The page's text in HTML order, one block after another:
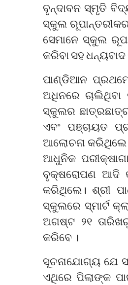
ବୃନ୍ଦାବନ ସ୍ମୃତି
ସ୍କୁଲ
ସେମାନେ ସ୍କୁଲ
କରିବା ସହ
ପାଣ୍ଡିଆନ
ଅଧିନରେ
ସ୍କୁଲର
ଏବଂ ପଞ୍ଚାୟତ
ଆଲୋଚନା
ଆଧୁନିକ
ବୃକ୍ଷରୋପଣ ଆଦି
କରିଥିଲେ। ଶ୍ରୀ
ସ୍କୁଲରେ ସ୍ମାର୍ଟ
ଅଗଷ୍ଟ ୨୧
କରିବେ ।
ସୂଚନାଯୋଗ୍ୟ ଯେ
ଏଥିରେ ପିଲାଙ୍କ